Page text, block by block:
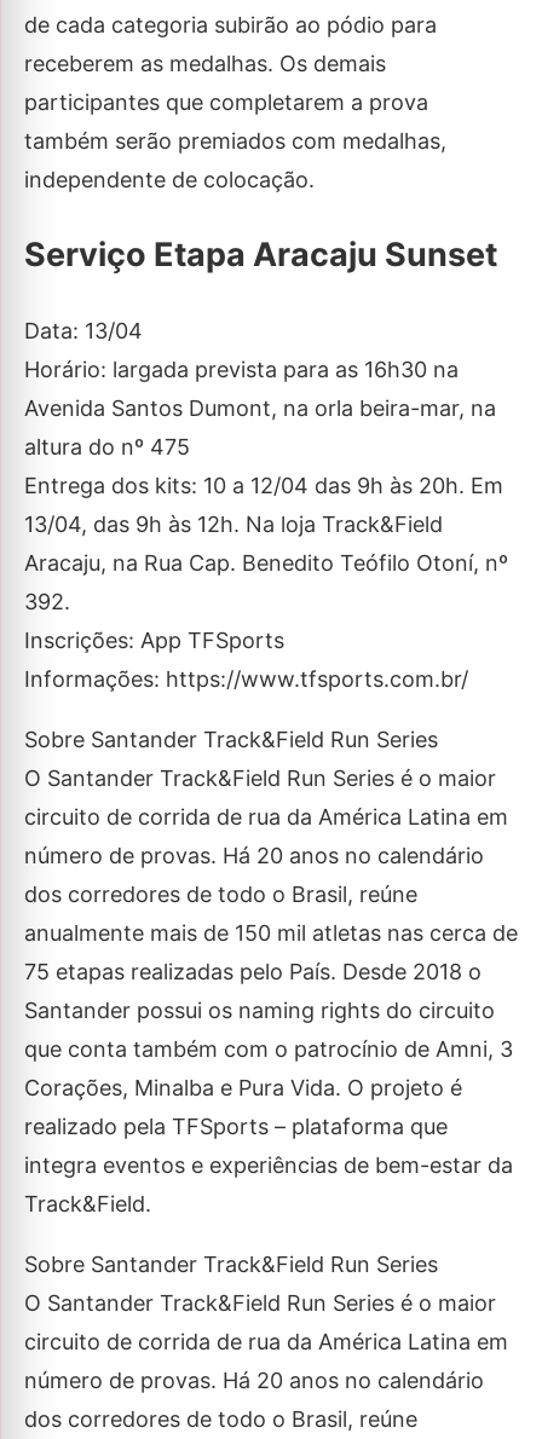
de cada categoria subirão ao pódio para
receberem as medalhas. Os demais
participantes que completarem a prova
também serão premiados com medalhas,
independente de colocação.
Serviço Etapa Aracaju Sunset
Data: 13/04
Horário: largada prevista para as 16h30 na
Avenida Santos Dumont, na orla beira-mar, na
altura do nº 475
Entrega dos kits: 10 a 12/04 das 9h às 20h. Em
13/04, das 9h às 12h. Na loja Track&Field
Aracaju, na Rua Cap. Benedito Teófilo Otoní, nº
392.
Inscrições: App TFSports
Informações: https://www.tfsports.com.br/
Sobre Santander Track&Field Run Series
O Santander Track&Field Run Series é o maior
circuito de corrida de rua da América Latina em
número de provas. Há 20 anos no calendário
dos corredores de todo o Brasil, reúne
anualmente mais de 150 mil atletas nas cerca de
75 etapas realizadas pelo País. Desde 2018 o
Santander possui os naming rights do circuito
que conta também com o patrocínio de Amni, 3
Corações, Minalba e Pura Vida. O projeto é
realizado pela TFSports – plataforma que
integra eventos e experiências de bem-estar da
Track&Field.
Sobre Santander Track&Field Run Series
O Santander Track&Field Run Series é o maior
circuito de corrida de rua da América Latina em
número de provas. Há 20 anos no calendário
dos corredores de todo o Brasil, reúne